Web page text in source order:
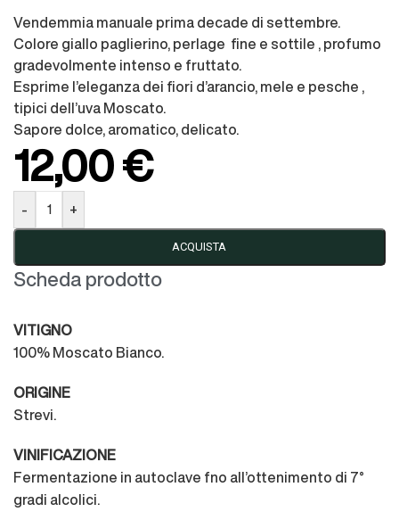
Vendemmia manuale prima decade di settembre.
Colore giallo paglierino, perlage fine e sottile , profumo
gradevolmente intenso e fruttato.
Esprime l’eleganza dei fiori d’arancio, mele e pesche ,
tipici dell’uva Moscato.
Sapore dolce, aromatico, delicato.
12,00 €
- +
ACQUISTA
Scheda prodotto
VITIGNO
100% Moscato Bianco.
ORIGINE
Strevi.
VINIFICAZIONE
Fermentazione in autoclave fno all’ottenimento di 7°
gradi alcolici.